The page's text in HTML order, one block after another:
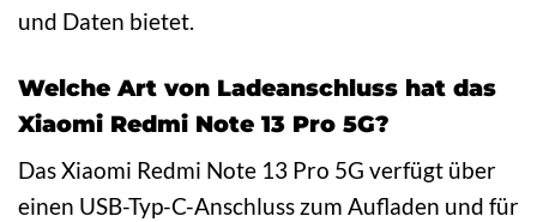
und Daten bietet.
Welche Art von Ladeanschluss hat das
Xiaomi Redmi Note 13 Pro 5G?
Das Xiaomi Redmi Note 13 Pro 5G verfügt über
einen USB-Typ-C-Anschluss zum Aufladen und für